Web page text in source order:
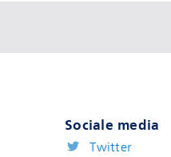
Sociale media
Twitter